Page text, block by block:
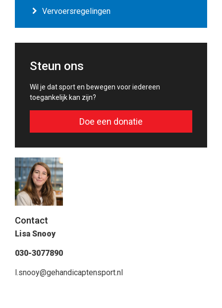
Vervoersregelingen
Steun ons
Wil je dat sport en bewegen voor iedereen
toegankelijk kan zijn?
Doe een donatie
Contact
Lisa Snooy
030-3077890
l.snooy@gehandicaptensport.nl